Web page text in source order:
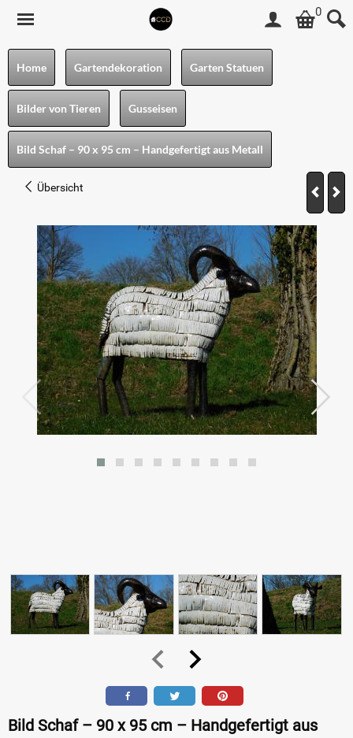
0
Home Gartendekoration Garten Statuen
Bilder von Tieren Gusseisen
Bild Schaf – 90 x 95 cm – Handgefertigt aus Metall
Übersicht
Bild Schaf – 90 x 95 cm – Handgefertigt aus